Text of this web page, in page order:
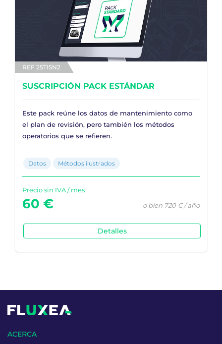
REF 25TISN2
SUSCRIPCIÓN PACK ESTÁNDAR
Este pack reúne los datos de mantenimiento como
el plan de revisión, pero también los métodos
operatorios que se refieren.
Datos Métodos ilustrados
Precio sin IVA / mes
60 € o bien 720 € / año
Detalles
ACERCA